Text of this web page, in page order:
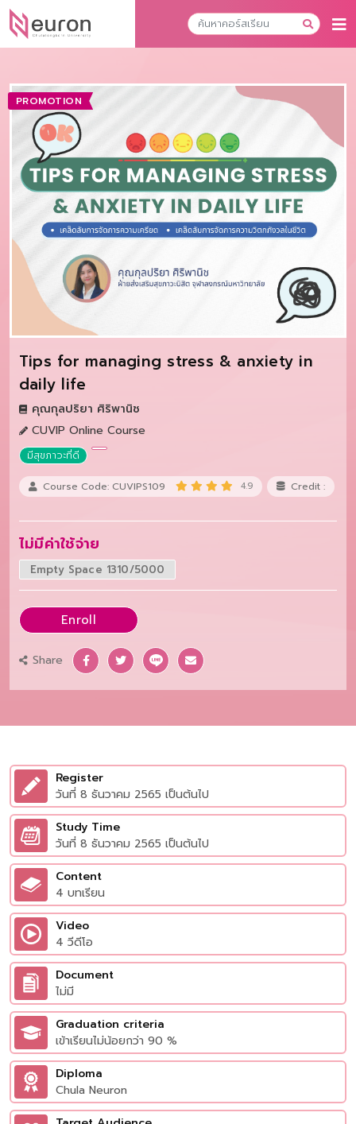
PROMOTION
Tips for managing stress & anxiety in
daily life
คุณกุลปริยา ศิริพานิช
CUVIP Online Course
มีสุขภาวะที่ดี
Course Code: CUVIPS109 4.9 Credit :
ไม่มีค่าใช้จ่าย
Empty Space 1310/5000
Enroll
Share
Register
วันที่ 8 ธันวาคม 2565 เป็นต้นไป
Study Time
วันที่ 8 ธันวาคม 2565 เป็นต้นไป
Content
4 บทเรียน
Video
4 วีดีโอ
Document
ไม่มี
Graduation criteria
เข้าเรียนไม่น้อยกว่า 90 %
Diploma
Chula Neuron